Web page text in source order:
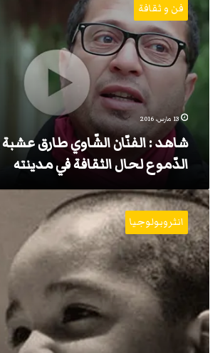
الفنّان
الشّاوي
طارق
عشبة
يذرف
الدّموع
لحال
الثقافة
مدينته
فن و ثقافة
13 مارس، 2016
شاهد : الفنّان الشّاوي طارق
الدّموع لحال الثقافة في مدينته
ثارقوشت
:
تقليد
شاوي
عريق،
ومادة
موضة
مستقبلية
انثروبولوجيا